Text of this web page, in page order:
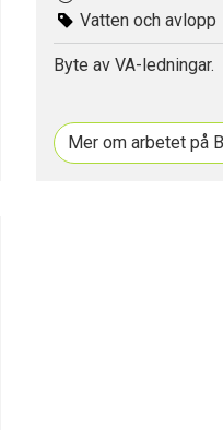
Vatten och avlopp
Byte av VA-ledningar.
Mer om arbetet på